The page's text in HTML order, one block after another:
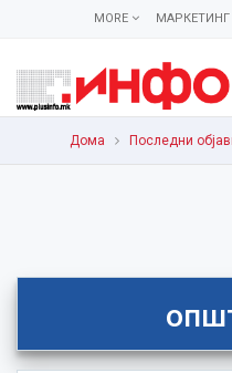
МАРКЕТИНГ
MORE
Дома Последни